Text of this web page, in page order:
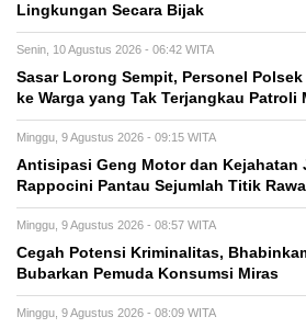
Lingkungan Secara Bijak
Senin, 10 Agustus 2026 - 06:42 WITA
Sasar Lorong Sempit, Personel Polsek
ke Warga yang Tak Terjangkau Patroli
Minggu, 9 Agustus 2026 - 09:15 WITA
Antisipasi Geng Motor dan Kejahatan
Rappocini Pantau Sejumlah Titik
Minggu, 9 Agustus 2026 - 08:57 WITA
Cegah Potensi Kriminalitas,
Bubarkan Pemuda Konsumsi Miras
Minggu, 9 Agustus 2026 - 08:09 WITA